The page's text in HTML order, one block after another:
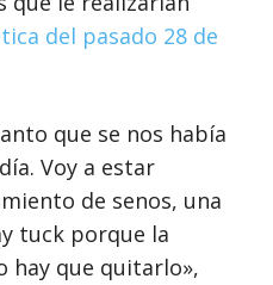
del pasado 28 de
que se nos había
Voy a estar
de senos, una
tuck porque la
hay que quitarlo»,